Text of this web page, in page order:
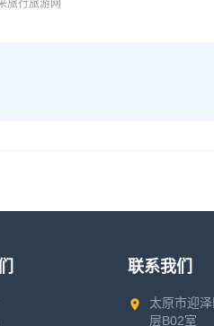
旅行旅游网
联系我们
太原市迎
层B02室